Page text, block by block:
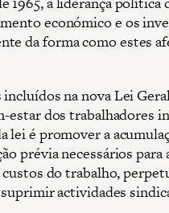
económico e os
da forma como estes
na nova Lei
estar dos trabalhadores
é promover a
prévia necessários para
do trabalho,
actividades